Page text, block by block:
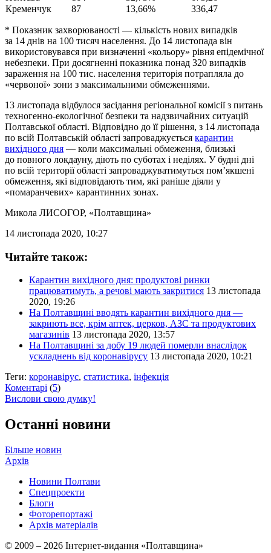
Кременчук
87 13,66% 336,47
* Показник захворюваності — кількість нових випадків
за 14 днів на 100 тисяч населення. До 14 листопада він
використовувався при визначенні «кольору» рівня епідемічної
небезпеки. При досягненні показника понад 320 випадків
зараження на 100 тис. населення територія потрапляла до
«червоної» зони з максимальними обмеженнями.
13 листопада відбулося засідання регіональної комісії з питань
техногенно-екологічної безпеки та надзвичайних ситуацій
Полтавської області. Відповідно до її рішення, з 14 листопада
по всій Полтавській області запроваджується карантин
вихідного дня — коли максимальні обмеження, близькі
до повного локдауну, діють по суботах і неділях. У будні дні
по всій території області запроваджуватимуться пом’якшені
обмеження, які відповідають тим, які раніше діяли у
«помаранчевих» карантинних зонах.
Микола ЛИСОГОР, «Полтавщина»
14 листопада 2020, 10:27
Читайте також:
Карантин вихідного дня: продуктові ринки
працюватимуть, а речові мають закритися 13 листопада
2020, 19:26
На Полтавщині вводять карантин вихідного дня —
закриють все, крім аптек, церков, АЗС та продуктових
магазинів 13 листопада 2020, 13:57
На Полтавщині за добу 19 людей померли внаслідок
ускладнень від коронавірусу 13 листопада 2020, 10:21
Теги: коронавірус, статистика, інфекція
Коментарі (5)
Вислови свою думку!
Останні новини
Більше новин
Архів
Новини Полтави
Спецпроекти
Блоги
Фоторепортажі
Архів матеріалів
© 2009 – 2026 Інтернет-видання «Полтавщина»